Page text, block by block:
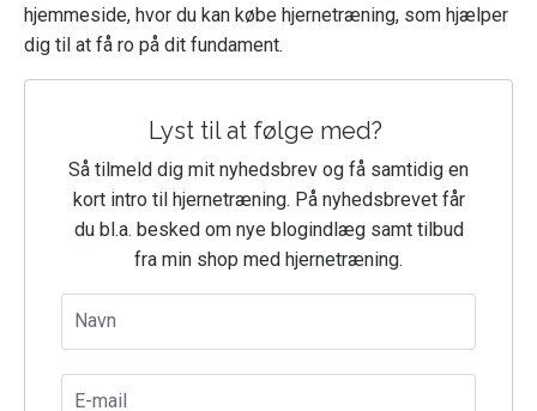
hjemmeside, hvor du kan købe hjernetræning, som hjælper
dig til at få ro på dit fundament.
Lyst til at følge med?
Så tilmeld dig mit nyhedsbrev og få samtidig en
kort intro til hjernetræning. På nyhedsbrevet får
du bl.a. besked om nye blogindlæg samt tilbud
fra min shop med hjernetræning.